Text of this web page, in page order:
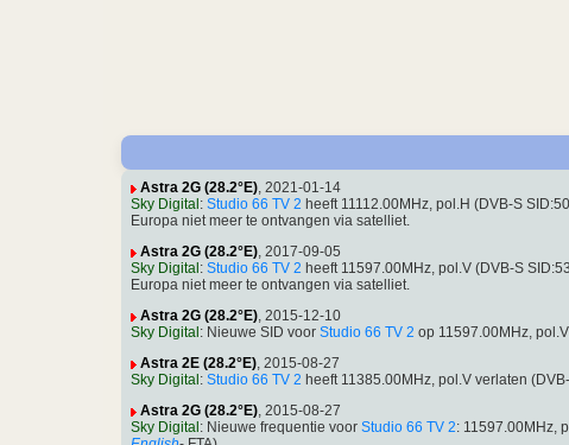
Astra 2G (28.2°E), 2021-01-14
Sky Digital : Studio 66 TV 2 heeft 11112.00MHz, pol.H (DVB-S
Europa niet meer te ontvangen via satelliet.
Astra 2G (28.2°E), 2017-09-05
Sky Digital : Studio 66 TV 2 heeft 11597.00MHz, pol.V (DVB-S
Europa niet meer te ontvangen via satelliet.
Astra 2G (28.2°E), 2015-12-10
Sky Digital : Nieuwe SID voor Studio 66 TV 2 op 11597.00MHz,
Astra 2E (28.2°E), 2015-08-27
Sky Digital : Studio 66 TV 2 heeft 11385.00MHz, pol.V verlaten
Astra 2G (28.2°E), 2015-08-27
Sky Digital : Nieuwe frequentie voor Studio 66 TV 2: 11597.00MHz,